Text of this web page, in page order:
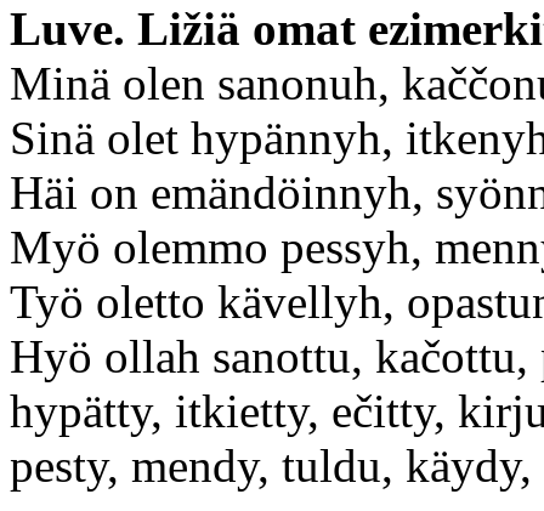
Luve. Ližiä omat
Minä olen sanonuh,
Sinä olet hypännyh,
Häi on emändöinnyh,
Myö olemmo pessyh,
Työ oletto kävellyh,
Hyö ollah sanottu,
hypätty, itkietty, ečitty,
pesty, mendy, tuldu,